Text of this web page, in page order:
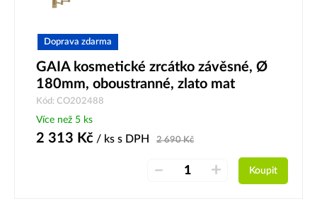
Doprava zdarma
GAIA kosmetické zrcátko závěsné, Ø
180mm, oboustranné, zlato mat
Kód: CO202488
Více než 5 ks
2 313 Kč / ks s DPH 2 690Kč
– + Koupit